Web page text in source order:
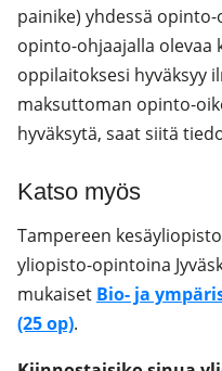
painike) yhdessä
opinto-ohjaajalla olevaa
oppilaitoksesi hyväksyy
maksuttoman opinto-
hyväksytä, saat siitä
Katso myös
Tampereen
yliopisto-opintoina
mukaiset Bio- ja
(25 op).